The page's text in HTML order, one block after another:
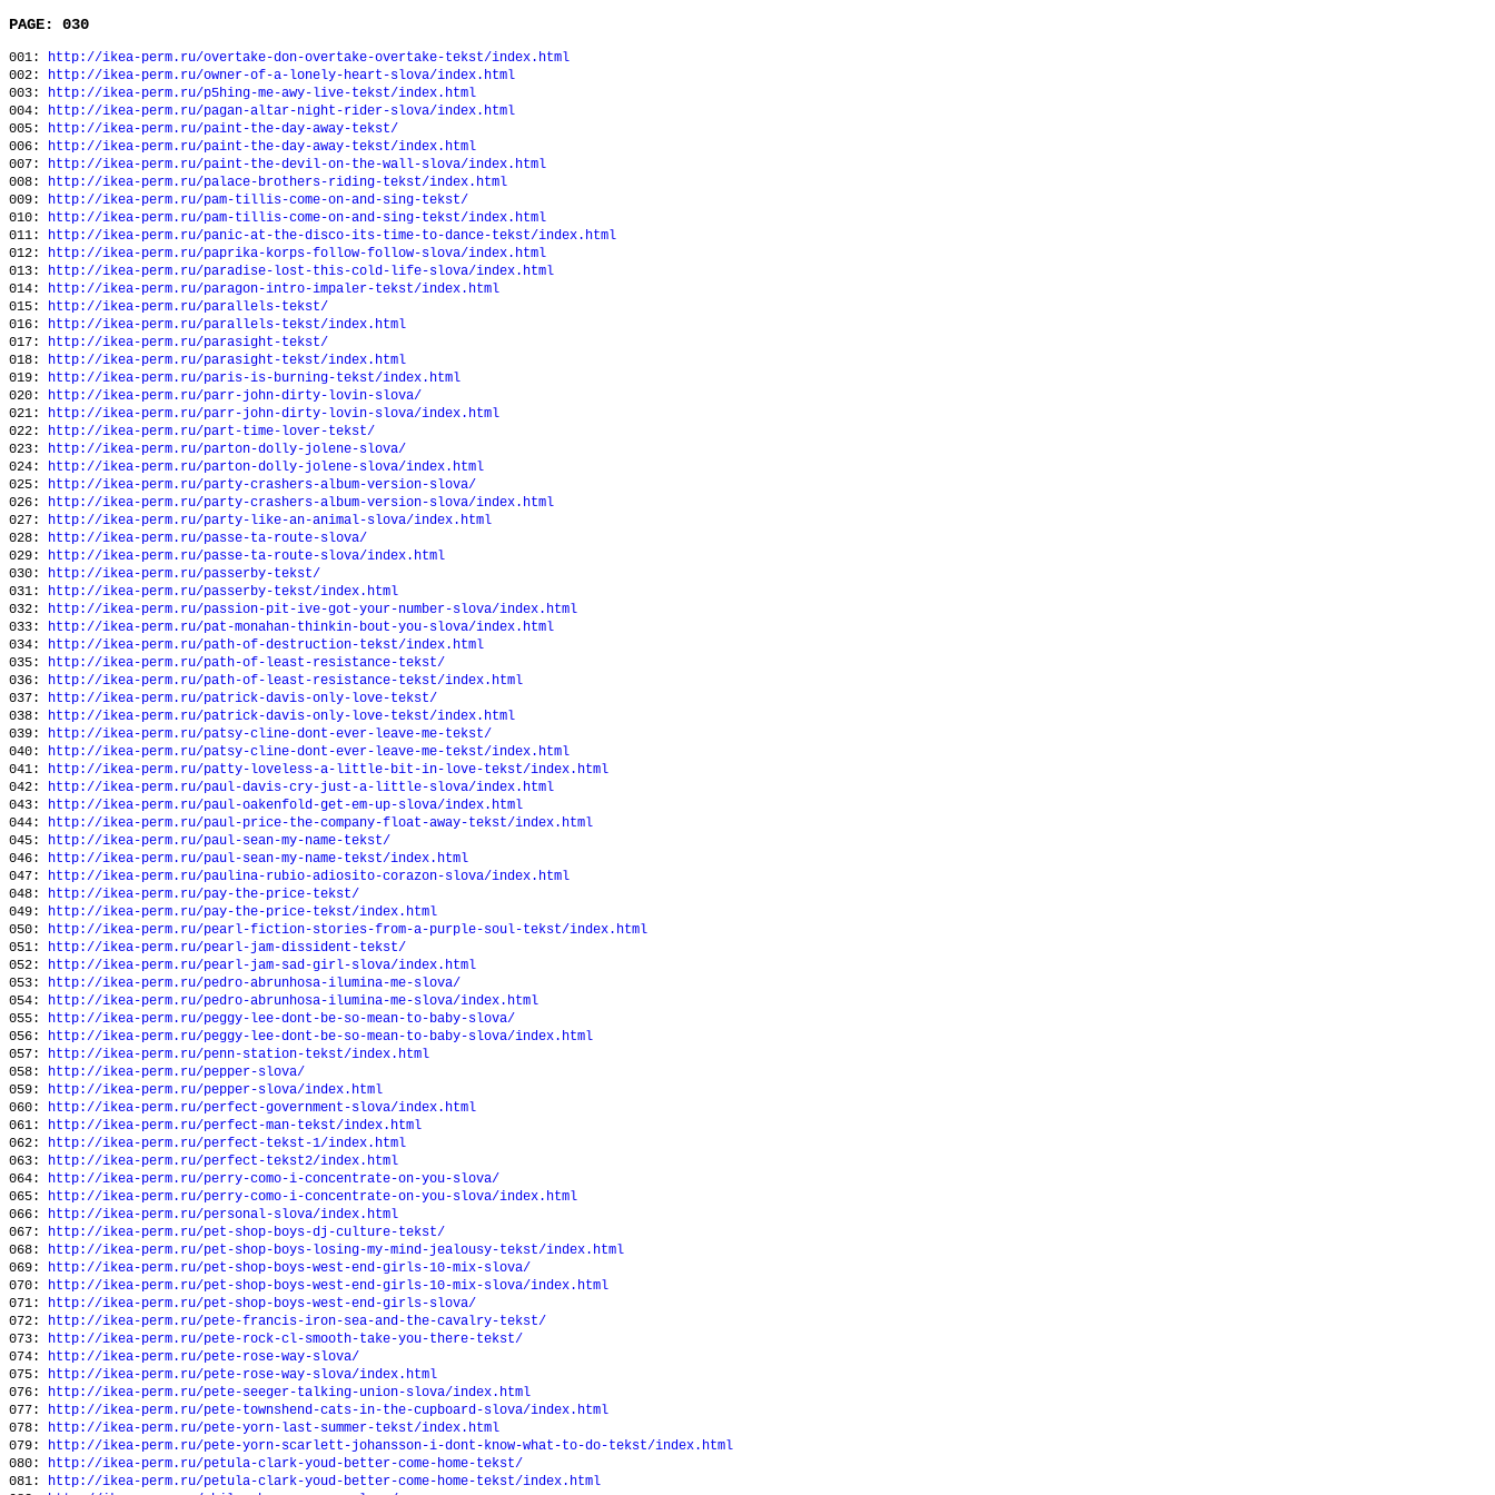
PAGE: 030
001: http://ikea-perm.ru/overtake-don-overtake-overtake-tekst/index.html
002: http://ikea-perm.ru/owner-of-a-lonely-heart-slova/index.html
003: http://ikea-perm.ru/p5hing-me-awy-live-tekst/index.html
004: http://ikea-perm.ru/pagan-altar-night-rider-slova/index.html
005: http://ikea-perm.ru/paint-the-day-away-tekst/
006: http://ikea-perm.ru/paint-the-day-away-tekst/index.html
007: http://ikea-perm.ru/paint-the-devil-on-the-wall-slova/index.html
008: http://ikea-perm.ru/palace-brothers-riding-tekst/index.html
009: http://ikea-perm.ru/pam-tillis-come-on-and-sing-tekst/
010: http://ikea-perm.ru/pam-tillis-come-on-and-sing-tekst/index.html
011: http://ikea-perm.ru/panic-at-the-disco-its-time-to-dance-tekst/index.html
012: http://ikea-perm.ru/paprika-korps-follow-follow-slova/index.html
013: http://ikea-perm.ru/paradise-lost-this-cold-life-slova/index.html
014: http://ikea-perm.ru/paragon-intro-impaler-tekst/index.html
015: http://ikea-perm.ru/parallels-tekst/
016: http://ikea-perm.ru/parallels-tekst/index.html
017: http://ikea-perm.ru/parasight-tekst/
018: http://ikea-perm.ru/parasight-tekst/index.html
019: http://ikea-perm.ru/paris-is-burning-tekst/index.html
020: http://ikea-perm.ru/parr-john-dirty-lovin-slova/
021: http://ikea-perm.ru/parr-john-dirty-lovin-slova/index.html
022: http://ikea-perm.ru/part-time-lover-tekst/
023: http://ikea-perm.ru/parton-dolly-jolene-slova/
024: http://ikea-perm.ru/parton-dolly-jolene-slova/index.html
025: http://ikea-perm.ru/party-crashers-album-version-slova/
026: http://ikea-perm.ru/party-crashers-album-version-slova/index.html
027: http://ikea-perm.ru/party-like-an-animal-slova/index.html
028: http://ikea-perm.ru/passe-ta-route-slova/
029: http://ikea-perm.ru/passe-ta-route-slova/index.html
030: http://ikea-perm.ru/passerby-tekst/
031: http://ikea-perm.ru/passerby-tekst/index.html
032: http://ikea-perm.ru/passion-pit-ive-got-your-number-slova/index.html
033: http://ikea-perm.ru/pat-monahan-thinkin-bout-you-slova/index.html
034: http://ikea-perm.ru/path-of-destruction-tekst/index.html
035: http://ikea-perm.ru/path-of-least-resistance-tekst/
036: http://ikea-perm.ru/path-of-least-resistance-tekst/index.html
037: http://ikea-perm.ru/patrick-davis-only-love-tekst/
038: http://ikea-perm.ru/patrick-davis-only-love-tekst/index.html
039: http://ikea-perm.ru/patsy-cline-dont-ever-leave-me-tekst/
040: http://ikea-perm.ru/patsy-cline-dont-ever-leave-me-tekst/index.html
041: http://ikea-perm.ru/patty-loveless-a-little-bit-in-love-tekst/index.html
042: http://ikea-perm.ru/paul-davis-cry-just-a-little-slova/index.html
043: http://ikea-perm.ru/paul-oakenfold-get-em-up-slova/index.html
044: http://ikea-perm.ru/paul-price-the-company-float-away-tekst/index.html
045: http://ikea-perm.ru/paul-sean-my-name-tekst/
046: http://ikea-perm.ru/paul-sean-my-name-tekst/index.html
047: http://ikea-perm.ru/paulina-rubio-adiosito-corazon-slova/index.html
048: http://ikea-perm.ru/pay-the-price-tekst/
049: http://ikea-perm.ru/pay-the-price-tekst/index.html
050: http://ikea-perm.ru/pearl-fiction-stories-from-a-purple-soul-tekst/index.html
051: http://ikea-perm.ru/pearl-jam-dissident-tekst/
052: http://ikea-perm.ru/pearl-jam-sad-girl-slova/index.html
053: http://ikea-perm.ru/pedro-abrunhosa-ilumina-me-slova/
054: http://ikea-perm.ru/pedro-abrunhosa-ilumina-me-slova/index.html
055: http://ikea-perm.ru/peggy-lee-dont-be-so-mean-to-baby-slova/
056: http://ikea-perm.ru/peggy-lee-dont-be-so-mean-to-baby-slova/index.html
057: http://ikea-perm.ru/penn-station-tekst/index.html
058: http://ikea-perm.ru/pepper-slova/
059: http://ikea-perm.ru/pepper-slova/index.html
060: http://ikea-perm.ru/perfect-government-slova/index.html
061: http://ikea-perm.ru/perfect-man-tekst/index.html
062: http://ikea-perm.ru/perfect-tekst-1/index.html
063: http://ikea-perm.ru/perfect-tekst2/index.html
064: http://ikea-perm.ru/perry-como-i-concentrate-on-you-slova/
065: http://ikea-perm.ru/perry-como-i-concentrate-on-you-slova/index.html
066: http://ikea-perm.ru/personal-slova/index.html
067: http://ikea-perm.ru/pet-shop-boys-dj-culture-tekst/
068: http://ikea-perm.ru/pet-shop-boys-losing-my-mind-jealousy-tekst/index.html
069: http://ikea-perm.ru/pet-shop-boys-west-end-girls-10-mix-slova/
070: http://ikea-perm.ru/pet-shop-boys-west-end-girls-10-mix-slova/index.html
071: http://ikea-perm.ru/pet-shop-boys-west-end-girls-slova/
072: http://ikea-perm.ru/pete-francis-iron-sea-and-the-cavalry-tekst/
073: http://ikea-perm.ru/pete-rock-cl-smooth-take-you-there-tekst/
074: http://ikea-perm.ru/pete-rose-way-slova/
075: http://ikea-perm.ru/pete-rose-way-slova/index.html
076: http://ikea-perm.ru/pete-seeger-talking-union-slova/index.html
077: http://ikea-perm.ru/pete-townshend-cats-in-the-cupboard-slova/index.html
078: http://ikea-perm.ru/pete-yorn-last-summer-tekst/index.html
079: http://ikea-perm.ru/pete-yorn-scarlett-johansson-i-dont-know-what-to-do-tekst/index.html
080: http://ikea-perm.ru/petula-clark-youd-better-come-home-tekst/
081: http://ikea-perm.ru/petula-clark-youd-better-come-home-tekst/index.html